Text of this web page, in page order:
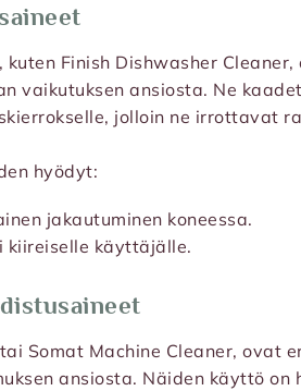
Finish Dishwasher
vaikutuksen ansiosta. Ne
jolloin ne irrottavat
hyödyt:
jakautuminen koneessa.
kiireiselle käyttäjälle.
Somat Machine Cleaner, ovat
ansiosta. Näiden käyttö